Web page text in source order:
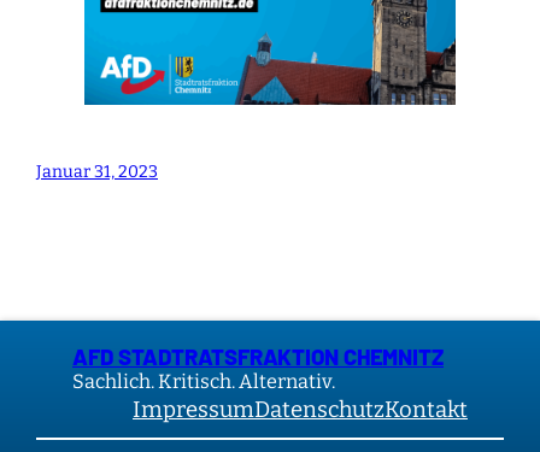
Januar 31, 2023
AFD STADTRATSFRAKTION CHEMNITZ
Sachlich. Kritisch. Alternativ.
ImpressumDatenschutzKontakt